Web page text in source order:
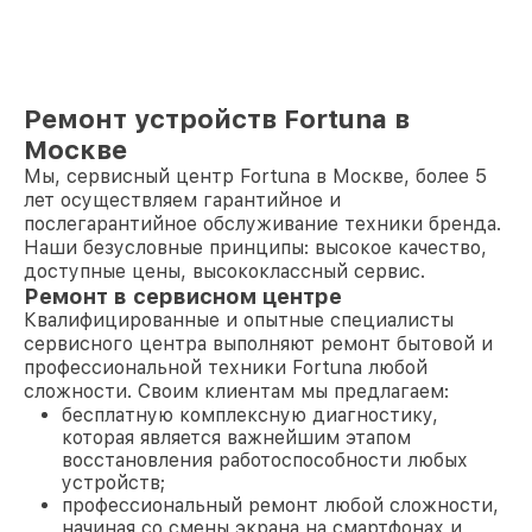
Ремонт устройств Fortuna в
Москве
Мы, сервисный центр Fortuna в Москве, более 5
лет осуществляем гарантийное и
послегарантийное обслуживание техники бренда.
Наши безусловные принципы: высокое качество,
доступные цены, высококлассный сервис.
Ремонт в сервисном центре
Квалифицированные и опытные специалисты
сервисного центра выполняют ремонт бытовой и
профессиональной техники Fortuna любой
сложности. Своим клиентам мы предлагаем:
бесплатную комплексную диагностику,
которая является важнейшим этапом
восстановления работоспособности любых
устройств;
профессиональный ремонт любой сложности,